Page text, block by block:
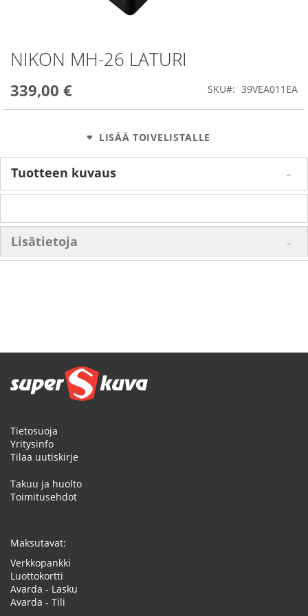
NIKON MH-26 LATURI
339,00 € SKU 39VEA011EA
LISÄÄ TOIVELISTALLE
Skip
to
beginning
of
Tuotteen kuvaus
Lisätietoja
Tietosuoja
Yritysinfo
Tilaa uutiskirje
Takuu ja huolto
Toimitusehdot
Maksutavat:
Verkkopankki
Luottokortti
Avarda - Lasku
Avarda - Tili